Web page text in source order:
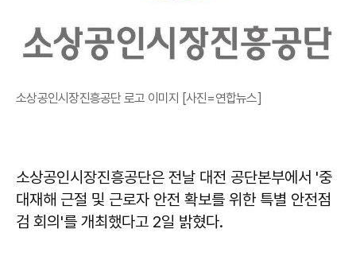
소상공인시장진흥공단 로고 이미지 [사진=연합뉴스]
소상공인시장진흥공단은 전날 대전 공단본부에서 '중
대재해 근절 및 근로자 안전 확보를 위한 특별 안전점
검 회의'를 개최했다고 2일 밝혔다.